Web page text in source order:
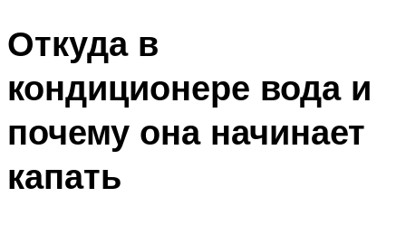
Откуда в
кондиционере вода и
почему она начинает
капать